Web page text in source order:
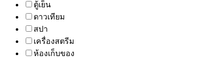
ตู้เย็น
ดาวเทียม
สปา
เครื่องสตรีม
ห้องเก็บของ